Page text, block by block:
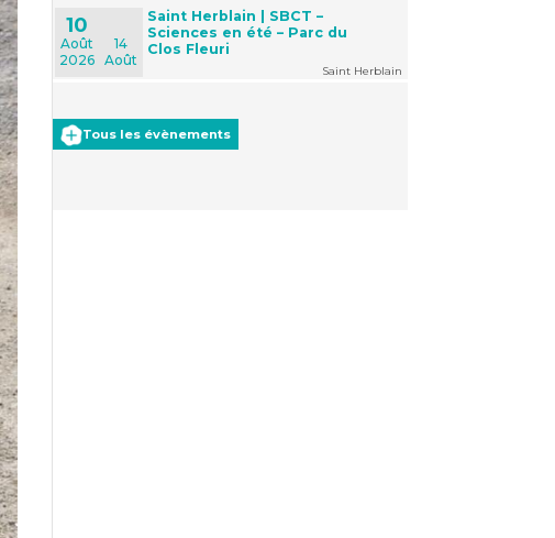
10
Août
2026
14
Août
Saint Herblain | SBCT –
Sciences en été – Parc du
Clos Fleuri
Saint Herblain
Tous les évènements